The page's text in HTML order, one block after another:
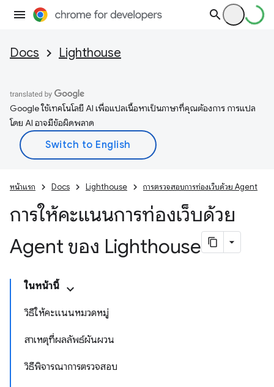
Docs Lighthouse
Google ใช้เทคโนโลยี AI เพื่อแปลเนื้อหาเป็นภาษาที่คุณต้องการ การแปล
โดย AI อาจมีข้อผิดพลาด
หน้าแรก Docs Lighthouse การตรวจสอบการท่องเว็บด้วย Agent
การให้คะแนนการท่องเว็บด้วย
Agent ของ Lighthouse
ในหน้านี้
วิธีให้คะแนนหมวดหมู่
สาเหตุที่ผลลัพธ์ผันผวน
วิธีพิจารณาการตรวจสอบ